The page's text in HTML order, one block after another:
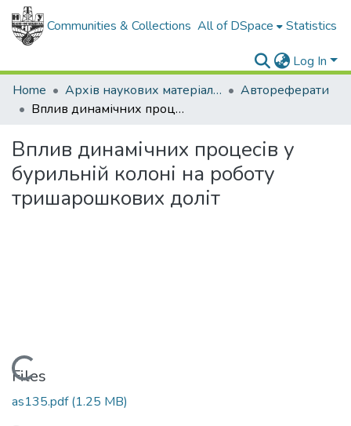
Communities & Collections All of DSpace Statistics
Log In
Home
Архів наукових матеріалів
Автореферати
Вплив динамічних процесів у бурильній колоні на роботу тришарошкових доліт
Вплив динамічних процесів у
бурильній колоні на роботу
тришарошкових доліт
Files
as135.pdf(1.25 MB)